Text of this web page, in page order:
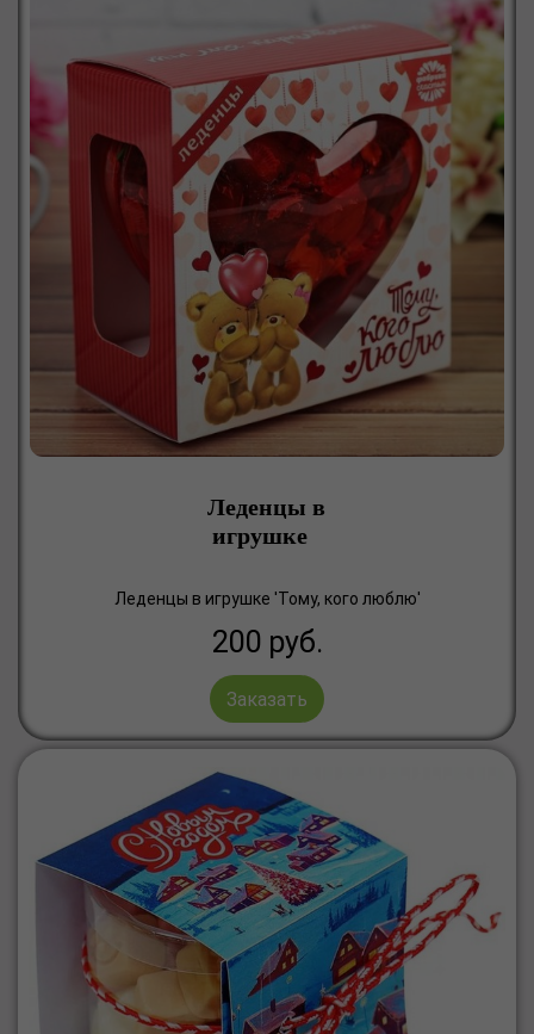
Леденцы в
игрушке
Леденцы в игрушке 'Тому, кого люблю'
200 руб.
Заказать